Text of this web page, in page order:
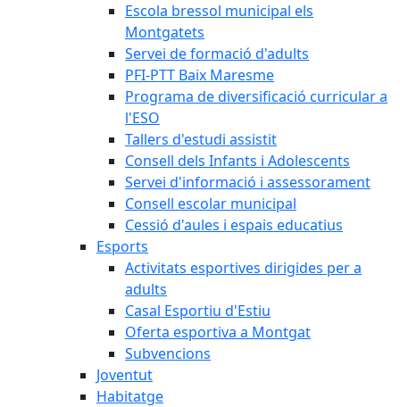
Escola bressol municipal els
Montgatets
Servei de formació d'adults
PFI-PTT Baix Maresme
Programa de diversificació curricular a
l'ESO
Tallers d'estudi assistit
Consell dels Infants i Adolescents
Servei d'informació i assessorament
Consell escolar municipal
Cessió d'aules i espais educatius
Esports
Activitats esportives dirigides per a
adults
Casal Esportiu d'Estiu
Oferta esportiva a Montgat
Subvencions
Joventut
Habitatge